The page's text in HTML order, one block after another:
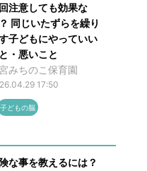
注意しても効果な
同じいたずらを繰り
子どもにやっていい
・悪いこと
みちのこ保育園
17:50
子どもの脳
な事を教えるには？